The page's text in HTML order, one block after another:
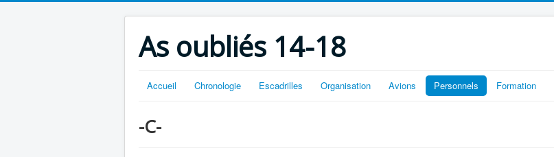
As oubliés 14-18
Accueil Chronologie Escadrilles Organisation Avions Personnels Formation
-C-